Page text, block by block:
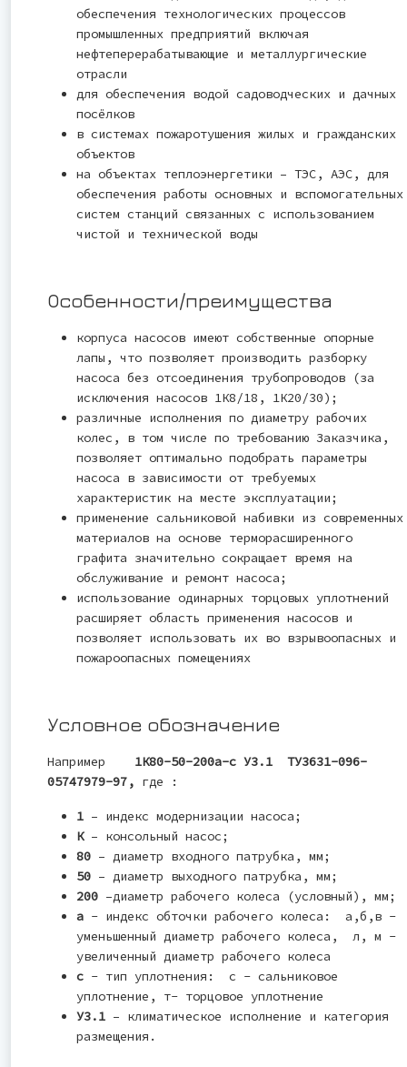
обеспечения технологических процессов
промышленных предприятий включая
нефтеперерабатывающие и металлургические
отрасли
для обеспечения водой садоводческих и дачных
посёлков
в системах пожаротушения жилых и гражданских
объектов
на объектах теплоэнергетики – ТЭС, АЭС, для
обеспечения работы основных и вспомогательных
систем станций связанных с использованием
чистой и технической воды
Особенности/преимущества
корпуса насосов имеют собственные опорные
лапы, что позволяет производить разборку
насоса без отсоединения трубопроводов (за
исключения насосов 1К8/18, 1К20/30);
различные исполнения по диаметру рабочих
колес, в том числе по требованию Заказчика,
позволяет оптимально подобрать параметры
насоса в зависимости от требуемых
характеристик на месте эксплуатации;
применение сальниковой набивки из современных
материалов на основе терморасширенного
графита значительно сокращает время на
обслуживание и ремонт насоса;
использование одинарных торцовых уплотнений
расширяет область применения насосов и
позволяет использовать их во взрывоопасных и
пожароопасных помещениях
Условное обозначение
Например 1К80-50-200а-с У3.1 ТУ3631-096-
05747979-97, где :
1 – индекс модернизации насоса;
К– консольный насос;
80 – диаметр входного патрубка, мм;
50 – диаметр выходного патрубка, мм;
200 –диаметр рабочего колеса (условный), мм;
а - индекс обточки рабочего колеса: а,б,в -
уменьшенный диаметр рабочего колеса, л, м -
увеличенный диаметр рабочего колеса
с - тип уплотнения: с - сальниковое
уплотнение, т- торцовое уплотнение
У3.1 – климатическое исполнение и категория
размещения.